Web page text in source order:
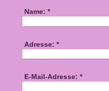
Name: *
Adresse: *
E-Mail-Adresse: *